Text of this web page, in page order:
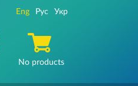
Eng Рус Укр
No products